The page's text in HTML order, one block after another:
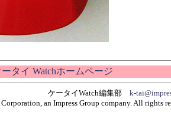
タイ Watchホームページ
ケータイWatch編集部 k-
an Impress Group company. All rights